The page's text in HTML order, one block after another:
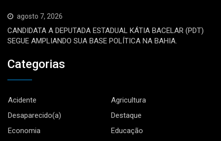
agosto 7, 2026
CANDIDATA A DEPUTADA ESTADUAL KÁTIA BACELAR (PDT)
SEGUE AMPLIANDO SUA BASE POLÍTICA NA BAHIA.
Categorias
Acidente
Agricultura
Desaparecido(a)
Destaque
Economia
Educação